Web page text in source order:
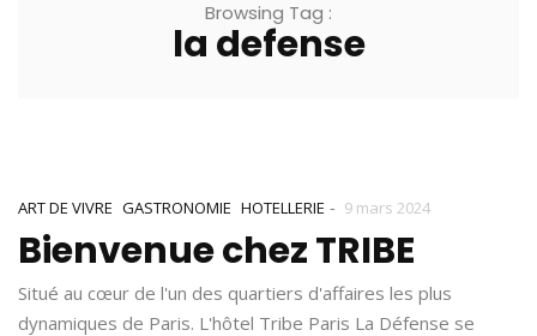
Browsing Tag :
la defense
ART DE VIVRE GASTRONOMIE HOTELLERIE - 9 mars 2024
Bienvenue chez TRIBE
Situé au cœur de l'un des quartiers d'affaires les plus
dynamiques de Paris. L'hôtel Tribe Paris La Défense se